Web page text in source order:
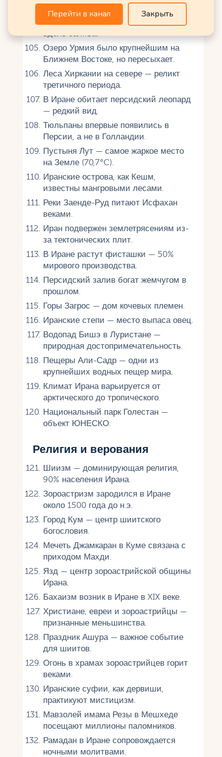
самых жарких в мире.
Иран имеет 2700 км береговой линии
вдоль залива.
Озеро Урмия было крупнейшим на
Ближнем Востоке, но пересыхает.
Леса Хиркании на севере — реликт
третичного периода.
В Иране обитает персидский леопард
— редкий вид.
Тюльпаны впервые появились в
Персии, а не в Голландии.
Пустыня Лут — самое жаркое место
на Земле (70,7°C).
Иранские острова, как Кешм,
известны мангровыми лесами.
Реки Заенде-Руд питают Исфахан
веками.
Иран подвержен землетрясениям из-
за тектонических плит.
В Иране растут фисташки — 50%
мирового производства.
Персидский залив богат жемчугом в
прошлом.
Горы Загрос — дом кочевых племен.
Иранские степи — место выпаса овец.
Водопад Бишэ в Луристане —
природная достопримечательность.
Пещеры Али-Садр — одни из
крупнейших водных пещер мира.
Климат Ирана варьируется от
арктического до тропического.
Национальный парк Голестан —
объект ЮНЕСКО.
Религия и верования
Шиизм — доминирующая религия,
90% населения Ирана.
Зороастризм зародился в Иране
около 1500 года до н.э.
Город Кум — центр шиитского
богословия.
Мечеть Джамкаран в Куме связана с
приходом Махди.
Язд — центр зороастрийской общины
Ирана.
Бахаизм возник в Иране в XIX веке.
Христиане, евреи и зороастрийцы —
признанные меньшинства.
Праздник Ашура — важное событие
для шиитов.
Огонь в храмах зороастрийцев горит
веками.
Иранские суфии, как дервиши,
практикуют мистицизм.
Мавзолей имама Резы в Мешхеде
посещают миллионы паломников.
Рамадан в Иране сопровождается
ночными молитвами.
Перейти в канал Закрыть